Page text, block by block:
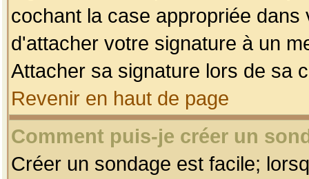
cochant la case appropriée
d'attacher votre signature à un
Attacher sa signature lors de sa
Revenir en haut de page
Comment puis-je créer un
Créer un sondage est facile;